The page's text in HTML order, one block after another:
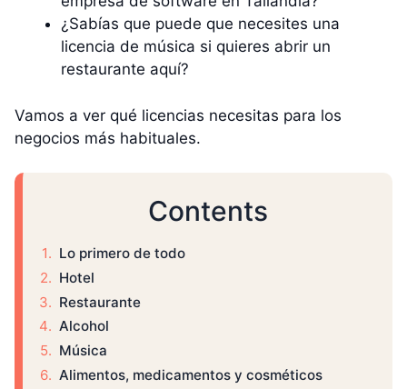
¿Sabías que puede que necesites una
licencia de música si quieres abrir un
restaurante aquí?
Vamos a ver qué licencias necesitas para los
negocios más habituales.
Contents
Lo primero de todo
Hotel
Restaurante
Alcohol
Música
Alimentos, medicamentos y cosméticos